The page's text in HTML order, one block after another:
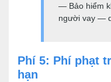
— Bảo hiểm
người vay —
Phí 5: Phí phạt
hạn